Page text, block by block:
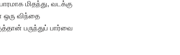
மிதந்து, வடக்கு
ஒரு விந்தை
பருந்துப் பார்வை